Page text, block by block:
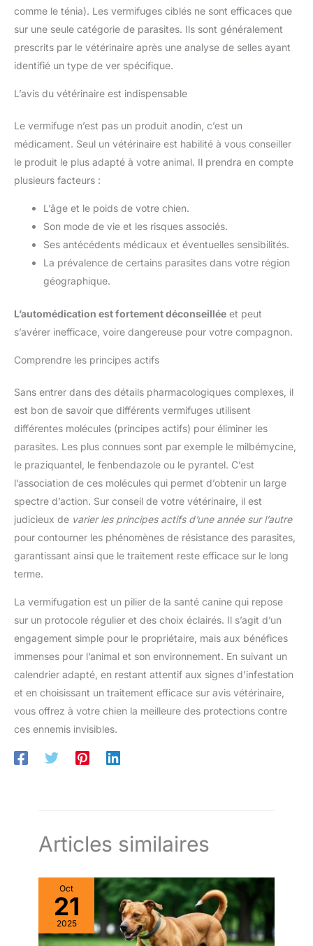
comme le ténia). Les vermifuges ciblés ne sont efficaces que
sur une seule catégorie de parasites. Ils sont généralement
prescrits par le vétérinaire après une analyse de selles ayant
identifié un type de ver spécifique.
L’avis du vétérinaire est indispensable
Le vermifuge n’est pas un produit anodin, c’est un
médicament. Seul un vétérinaire est habilité à vous conseiller
le produit le plus adapté à votre animal. Il prendra en compte
plusieurs facteurs :
L’âge et le poids de votre chien.
Son mode de vie et les risques associés.
Ses antécédents médicaux et éventuelles sensibilités.
La prévalence de certains parasites dans votre région
géographique.
L’automédication est fortement déconseillée et peut
s’avérer inefficace, voire dangereuse pour votre compagnon.
Comprendre les principes actifs
Sans entrer dans des détails pharmacologiques complexes, il
est bon de savoir que différents vermifuges utilisent
différentes molécules (principes actifs) pour éliminer les
parasites. Les plus connues sont par exemple le milbémycine,
le praziquantel, le fenbendazole ou le pyrantel. C’est
l’association de ces molécules qui permet d’obtenir un large
spectre d’action. Sur conseil de votre vétérinaire, il est
judicieux de varier les principes actifs d’une année sur l’autre
pour contourner les phénomènes de résistance des parasites,
garantissant ainsi que le traitement reste efficace sur le long
terme.
La vermifugation est un pilier de la santé canine qui repose
sur un protocole régulier et des choix éclairés. Il s’agit d’un
engagement simple pour le propriétaire, mais aux bénéfices
immenses pour l’animal et son environnement. En suivant un
calendrier adapté, en restant attentif aux signes d’infestation
et en choisissant un traitement efficace sur avis vétérinaire,
vous offrez à votre chien la meilleure des protections contre
ces ennemis invisibles.
Articles similaires
Oct
21
2025